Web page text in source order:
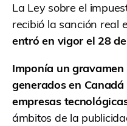
La Ley sobre el
recibió la sanción real
entró en vigor el 28
Imponía un
generados en
empresas
ámbitos de la